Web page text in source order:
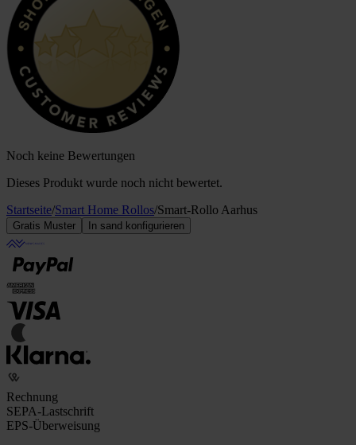
Noch keine Bewertungen
Dieses Produkt wurde noch nicht bewertet.
Startseite/Smart Home Rollos/Smart-Rollo Aarhus
Gratis Muster In sand konfigurieren
Rechnung
SEPA-Lastschrift
EPS-Überweisung